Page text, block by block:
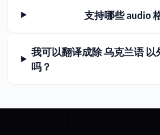
支持哪些 audio
我可以翻译成除 乌克兰语 以
吗？